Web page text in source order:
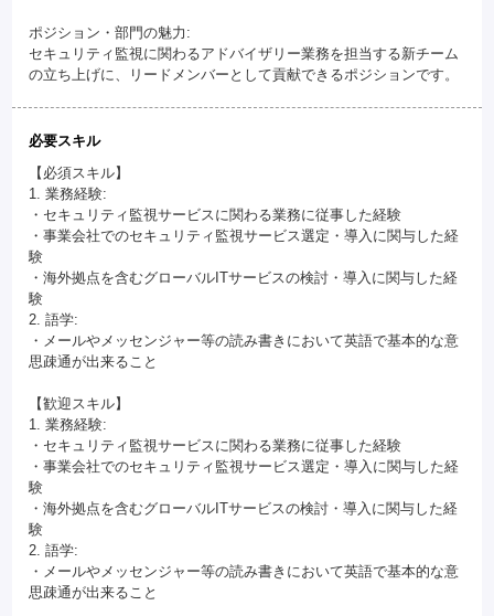
ポジション・部門の魅力:
セキュリティ監視に関わるアドバイザリー業務を担当する新チーム
の立ち上げに、リードメンバーとして貢献できるポジションです。
必要スキル
【必須スキル】
1. 業務経験:
・セキュリティ監視サービスに関わる業務に従事した経験
・事業会社でのセキュリティ監視サービス選定・導入に関与した経
験
・海外拠点を含むグローバルITサービスの検討・導入に関与した経
験
2. 語学:
・メールやメッセンジャー等の読み書きにおいて英語で基本的な意
思疎通が出来ること
【歓迎スキル】
1. 業務経験:
・セキュリティ監視サービスに関わる業務に従事した経験
・事業会社でのセキュリティ監視サービス選定・導入に関与した経
験
・海外拠点を含むグローバルITサービスの検討・導入に関与した経
験
2. 語学:
・メールやメッセンジャー等の読み書きにおいて英語で基本的な意
思疎通が出来ること